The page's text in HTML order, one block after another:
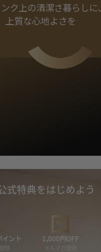
ク上の清潔さ暮らしに、
上質な心地よさを
式特典をはじめよう
ント
録
1,000円OFF
メルマガ登録